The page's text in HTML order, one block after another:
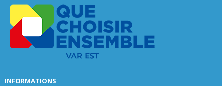
INFORMATIONS